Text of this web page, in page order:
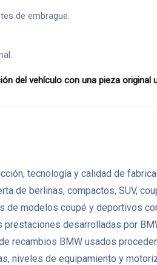
de embrague.
del vehículo con una pieza
tecnología y calidad de
de berlinas, compactos, SUV,
modelos coupé y deportivos
desarrolladas por
recambios BMW usados
niveles de equipamiento y